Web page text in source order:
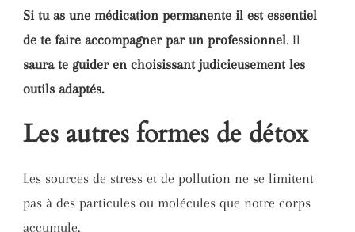
Si tu as une médication permanente il est essentiel
de te faire accompagner par un professionnel. Il
saura te guider en choisissant judicieusement les
outils adaptés.
Les autres formes de détox
Les sources de stress et de pollution ne se limitent
pas à des particules ou molécules que notre corps
accumule.